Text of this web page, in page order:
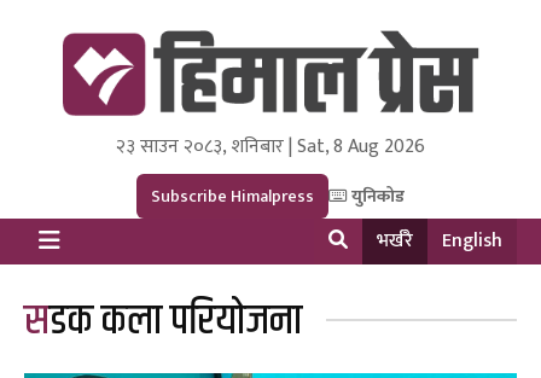
Himal Press
Dot NewsyNepal Media and Research Pvt Ltd.
२३ साउन २०८३, शनिबार | Sat, 8 Aug 2026
Subscribe Himalpress युनिकोड
भर्खरै English
सडक कला परियोजना